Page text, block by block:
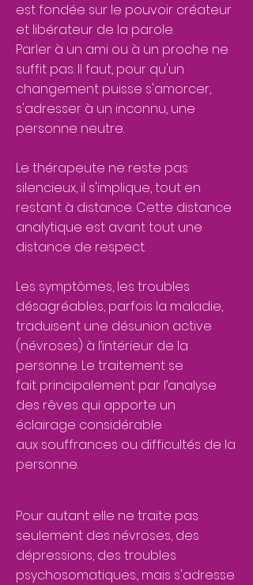
est fondée sur le pouvoir créateur
et libérateur de la parole.
Parler à un ami ou à un proche ne
suffit pas. Il faut, pour qu'un
changement puisse s'amorcer,
s'adresser à un inconnu, une
personne neutre.
Le thérapeute ne reste pas
silencieux, il s'implique, tout en
restant à distance. Cette distance
analytique est avant tout une
distance de respect.
Les symptômes, les troubles
désagréables, parfois la maladie,
traduisent une désunion active
(névroses) à l’intérieur de la
personne. Le traitement se
fait principalement par l’analyse
des rêves qui apporte un
éclairage considérable
aux souffrances ou difficultés de la
personne.
Pour autant elle ne traite pas
seulement des névroses, des
dépressions, des troubles
psychosomatiques., mais s'adresse